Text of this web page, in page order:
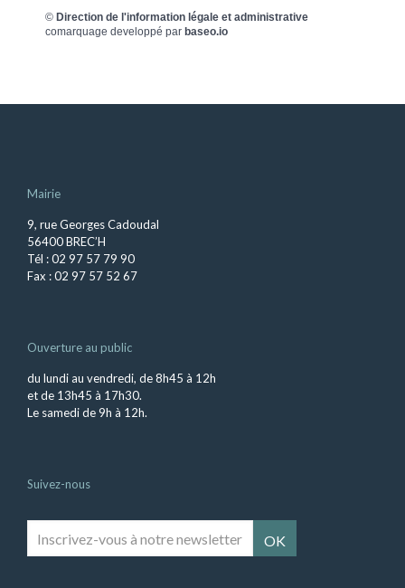
© Direction de l'information légale et administrative
comarquage developpé par baseo.io
Mairie
9, rue Georges Cadoudal
56400 BREC’H
Tél : 02 97 57 79 90
Fax : 02 97 57 52 67
Ouverture au public
du lundi au vendredi, de 8h45 à 12h
et de 13h45 à 17h30.
Le samedi de 9h à 12h.
Suivez-nous
vous